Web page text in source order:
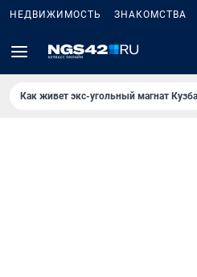
НЕДВИЖИМОСТЬ ЗНАКОМСТВА
Как живет экс-угольный магнат